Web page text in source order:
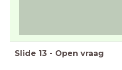
Slide 13 - Open vraag